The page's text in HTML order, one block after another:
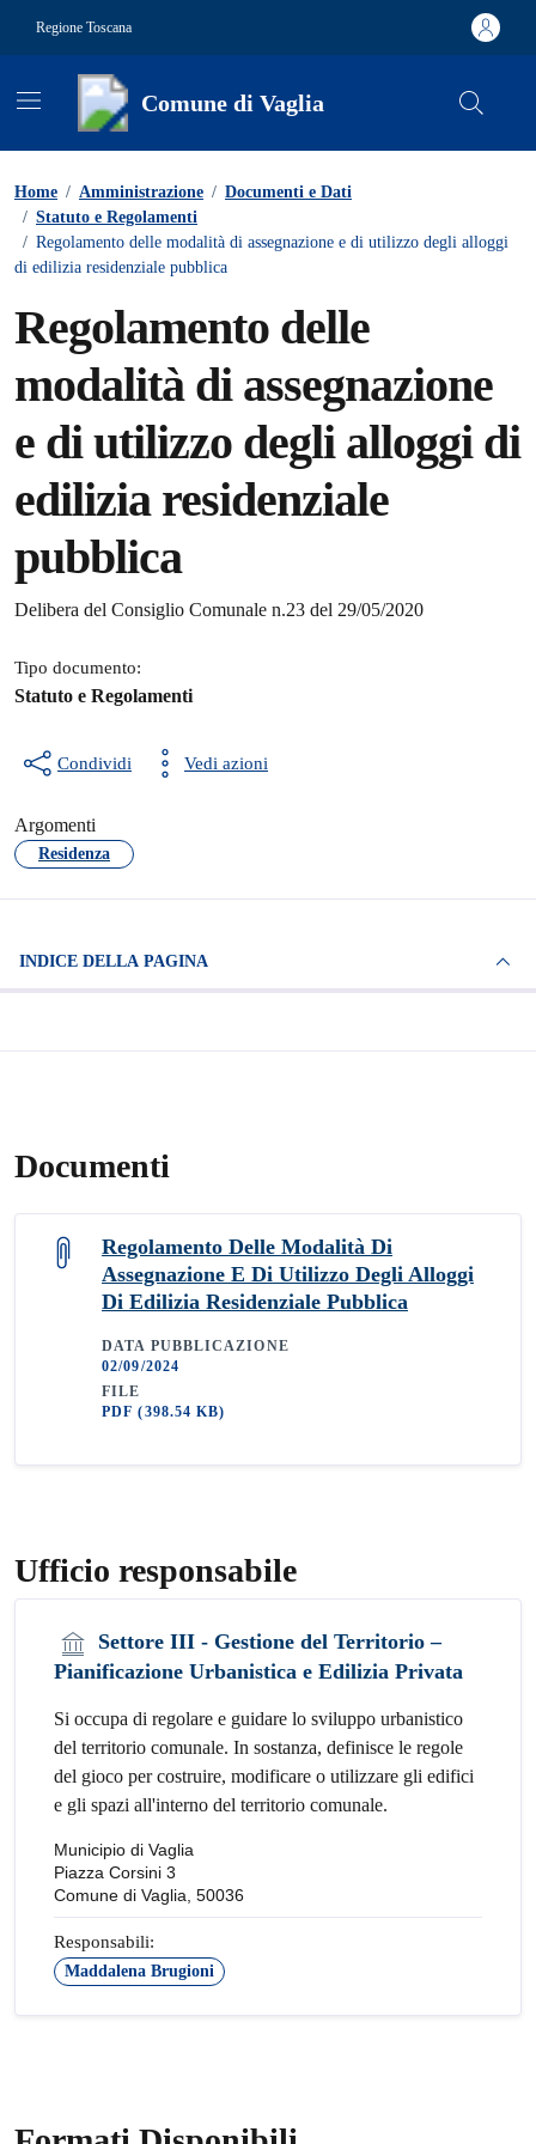
Regione Toscana
Comune di Vaglia
Home / Amministrazione / Documenti e Dati
/ Statuto e Regolamenti
/ Regolamento delle modalità di assegnazione e di utilizzo degli alloggi
di edilizia residenziale pubblica
Regolamento delle
modalità di assegnazione
e di utilizzo degli alloggi di
edilizia residenziale
pubblica
Dettagli del documento
Delibera del Consiglio Comunale n.23 del 29/05/2020
Tipo documento:
Statuto e Regolamenti
Condividi Vedi azioni
Argomenti
Residenza
INDICE DELLA PAGINA
Documenti
Regolamento Delle Modalità Di
Assegnazione E Di Utilizzo Degli Alloggi
Di Edilizia Residenziale Pubblica
DATA PUBBLICAZIONE
02/09/2024
FILE
PDF(398.54 KB)
Ufficio responsabile
Settore III - Gestione del Territorio –
Pianificazione Urbanistica e Edilizia Privata
Si occupa di regolare e guidare lo sviluppo urbanistico
del territorio comunale. In sostanza, definisce le regole
del gioco per costruire, modificare o utilizzare gli edifici
e gli spazi all'interno del territorio comunale.
Municipio di Vaglia
Piazza Corsini 3
Comune di Vaglia, 50036
Responsabili:
Maddalena Brugioni